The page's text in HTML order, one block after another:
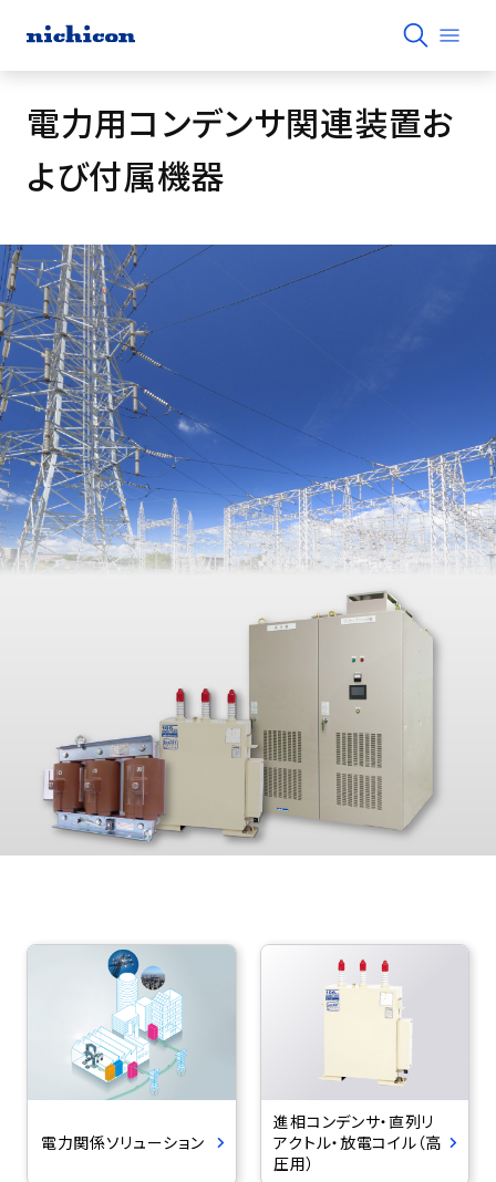
電力用コンデンサ関連装置お
よび付属機器
電力関係ソリューション
進相コンデンサ・直列リ
アクトル・放電コイル（高
圧用）